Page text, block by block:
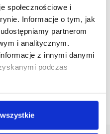
społecznościowe i
Informacje o tym, jak
partnerom
i analitycznym.
z innymi danymi
podczas
i producentów
gospodarczą w
i układania planów